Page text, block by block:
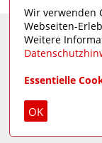
Eine
Wir verwenden
Webseiten-
Weitere
Essentielle
OK